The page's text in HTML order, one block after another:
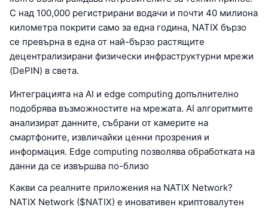
С над 100,000 регистрирани водачи и почти 40 милиона
километра покрити само за една година, NATIX бързо
се превърна в една от най-бързо растящите
децентрализирани физически инфраструктурни мрежи
(DePIN) в света.
Интеграцията на AI и edge computing допълнително
подобрява възможностите на мрежата. AI алгоритмите
анализират данните, събрани от камерите на
смартфоните, извличайки ценни прозрения и
информация. Edge computing позволява обработката на
данни да се извършва по-близо
Какви са реалните приложения на NATIX Network?
NATIX Network ($NATIX) е иновативен криптовалутен